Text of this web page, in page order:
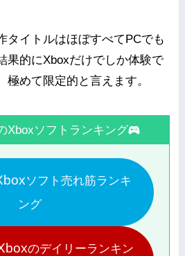
タイトルはほぼすべてPCでも
果的にXboxだけでしか体験で
極めて限定的と言えます。
Xboxソフトランキング
ソフト売れ筋ランキ
ング
のデイリーランキン